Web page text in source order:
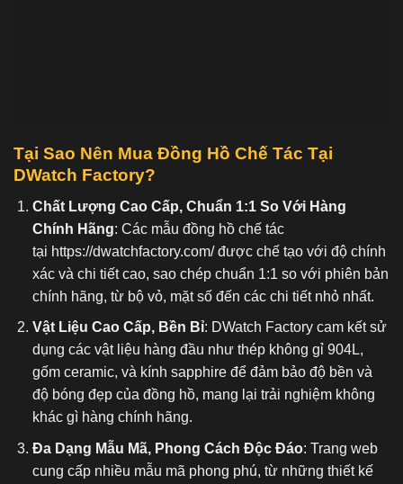
Tại Sao Nên Mua Đồng Hồ Chế Tác Tại
DWatch Factory?
Chất Lượng Cao Cấp, Chuẩn 1:1 So Với Hàng
Chính Hãng: Các mẫu đồng hồ chế tác
tại https://dwatchfactory.com/được chế tạo với độ chính
xác và chi tiết cao, sao chép chuẩn 1:1 so với phiên bản
chính hãng, từ bộ vỏ, mặt số đến các chi tiết nhỏ nhất.
Vật Liệu Cao Cấp, Bền Bỉ: DWatch Factory cam kết sử
dụng các vật liệu hàng đầu như thép không gỉ 904L,
gốm ceramic, và kính sapphire để đảm bảo độ bền và
độ bóng đẹp của đồng hồ, mang lại trải nghiệm không
khác gì hàng chính hãng.
Đa Dạng Mẫu Mã, Phong Cách Độc Đáo: Trang web
cung cấp nhiều mẫu mã phong phú, từ những thiết kế